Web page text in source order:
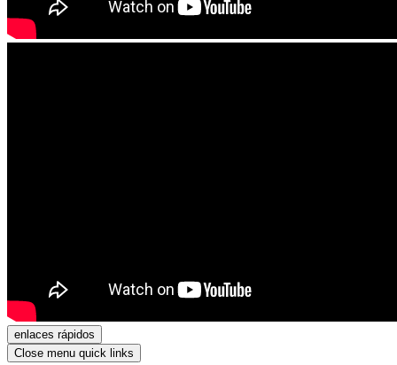
enlaces rápidos
Close menu quick links